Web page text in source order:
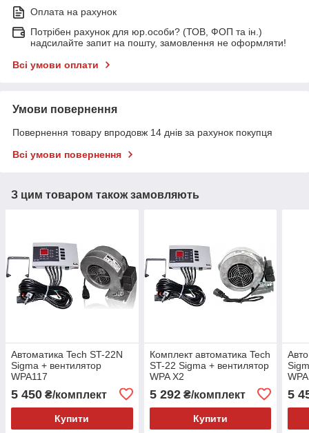
Оплата на рахунок
Потрібен рахунок для юр.особи? (ТОВ, ФОП та ін.)
надсилайте запит на пошту, замовлення не оформляти!
Всі умови оплати
Умови повернення
Повернення товару впродовж 14 днів за рахунок покупця
Всі умови повернення
З цим товаром також замовляють
Автоматика Tech ST-22N
Sigma + вентилятор
WPA117
5 450 ₴/комплект
Купити
Комплект автоматика Tech
ST-22 Sigma + вентилятор
WPA X2
5 292₴/комплект
Купити
5